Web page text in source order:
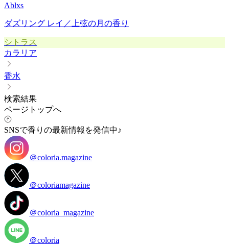
Ablxs
ダズリング レイ／上弦の月の香り
シトラス
カラリア
香水
検索結果
ページトップへ
SNSで香りの最新情報を発信中♪
＠coloria.magazine
＠coloriamagazine
＠coloria_magazine
＠coloria